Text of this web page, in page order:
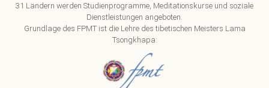
31 Ländern werden Studienprogramme, Meditationskurse und soziale
Dienstleistungen angeboten.
Grundlage des FPMT ist die Lehre des tibetischen Meisters Lama
Tsongkhapa: